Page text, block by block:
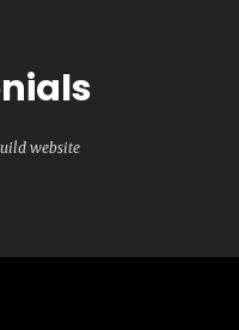
website